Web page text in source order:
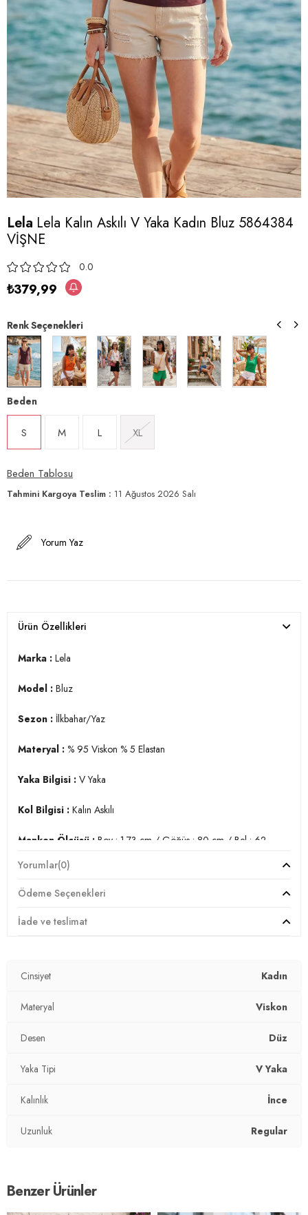
Lela Lela Kalın Askılı V Yaka Kadın Bluz 5864384
VİŞNE
0.0
₺379,99
Renk Seçenekleri
Beden
S M L XL
Beden Tablosu
Tahmini Kargoya Teslim : 11 Ağustos 2026 Salı
Yorum Yaz
Ürün Özellikleri
Marka : Lela
Model : Bluz
Sezon : İlkbahar/Yaz
Materyal : % 95 Viskon % 5 Elastan
Yaka Bilgisi : V Yaka
Kol Bilgisi : Kalın Askılı
Manken Ölçüsü : Boy : 1.73 cm / Göğüs : 80 cm / Bel : 62
Üretim Yeri :
Türkiye
2DY5864384.91
Yorumlar(0)
Ödeme Seçenekleri
İade ve teslimat
Cinsiyet Kadın
Materyal Viskon
Desen Düz
Yaka Tipi V Yaka
Kalınlık İnce
Uzunluk Regular
Benzer Ürünler